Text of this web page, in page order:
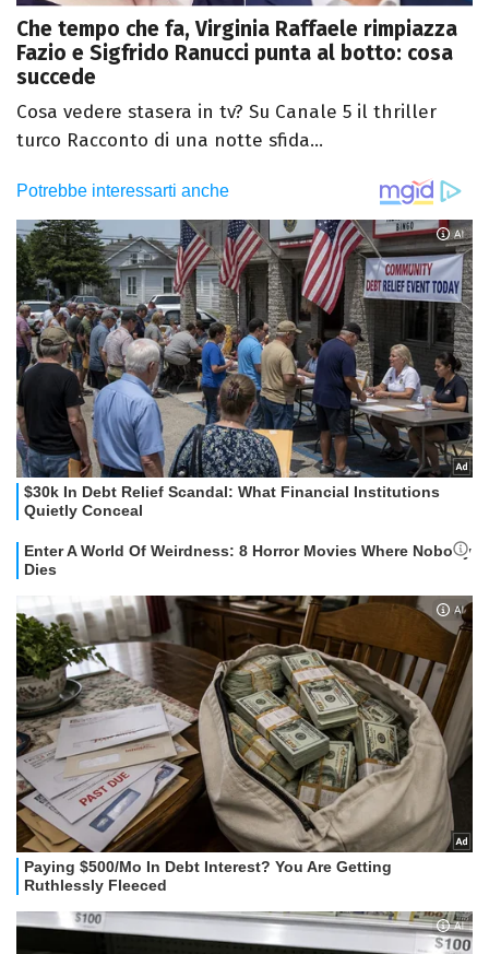
Che tempo che fa, Virginia Raffaele rimpiazza
Fazio e Sigfrido Ranucci punta al botto: cosa
succede
Cosa vedere stasera in tv? Su Canale 5 il thriller
turco Racconto di una notte sfida...